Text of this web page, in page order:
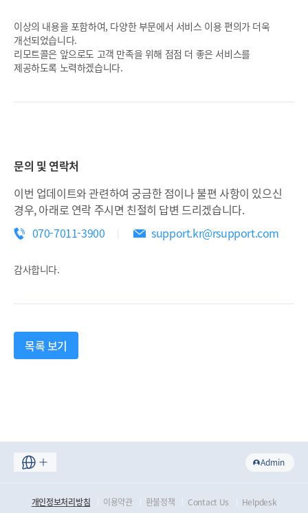
이상의 내용을 포함하여, 다양한 부문에서 서비스 이용 편의가 더욱
개선되었습니다.
리모트콜은 앞으로도 고객 만족을 위해 점점 더 좋은 서비스를
제공하도록 노력하겠습니다.
문의 및 연락처
이번 업데이트와 관련하여 궁금한 점이나 불편 사항이 있으신
경우, 아래로 연락 주시면 친절히 답변 드리겠습니다.
070-7011-3900
support.kr@rsupport.com
감사합니다.
목록 보기
Admin
개인정보처리방침 이용약관 환불정책 Contact Us Helpdesk